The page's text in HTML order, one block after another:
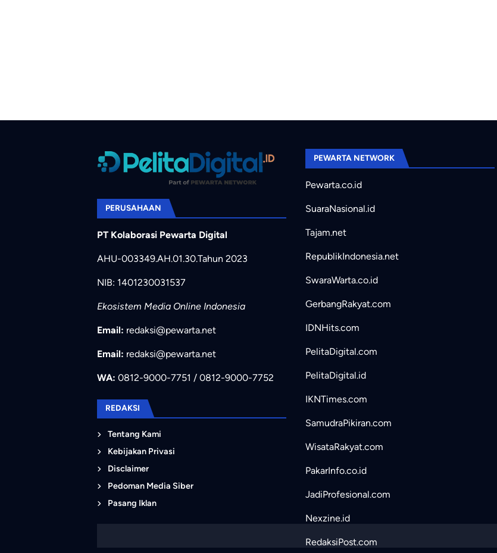
PERUSAHAAN
PT Kolaborasi Pewarta Digital
AHU-003349.AH.01.30.Tahun 2023
NIB: 1401230031537
Ekosistem Media Online Indonesia
Email: redaksi@pewarta.net
Email: redaksi@pewarta.net
WA: 0812-9000-7751 / 0812-9000-7752
REDAKSI
Tentang Kami
Kebijakan Privasi
Disclaimer
Pedoman Media Siber
Pasang Iklan
PEWARTA NETWORK
Pewarta.co.id
SuaraNasional.id
Tajam.net
RepublikIndonesia.net
SwaraWarta.co.id
GerbangRakyat.com
IDNHits.com
PelitaDigital.com
PelitaDigital.id
IKNTimes.com
SamudraPikiran.com
WisataRakyat.com
PakarInfo.co.id
JadiProfesional.com
Nexzine.id
RedaksiPost.com